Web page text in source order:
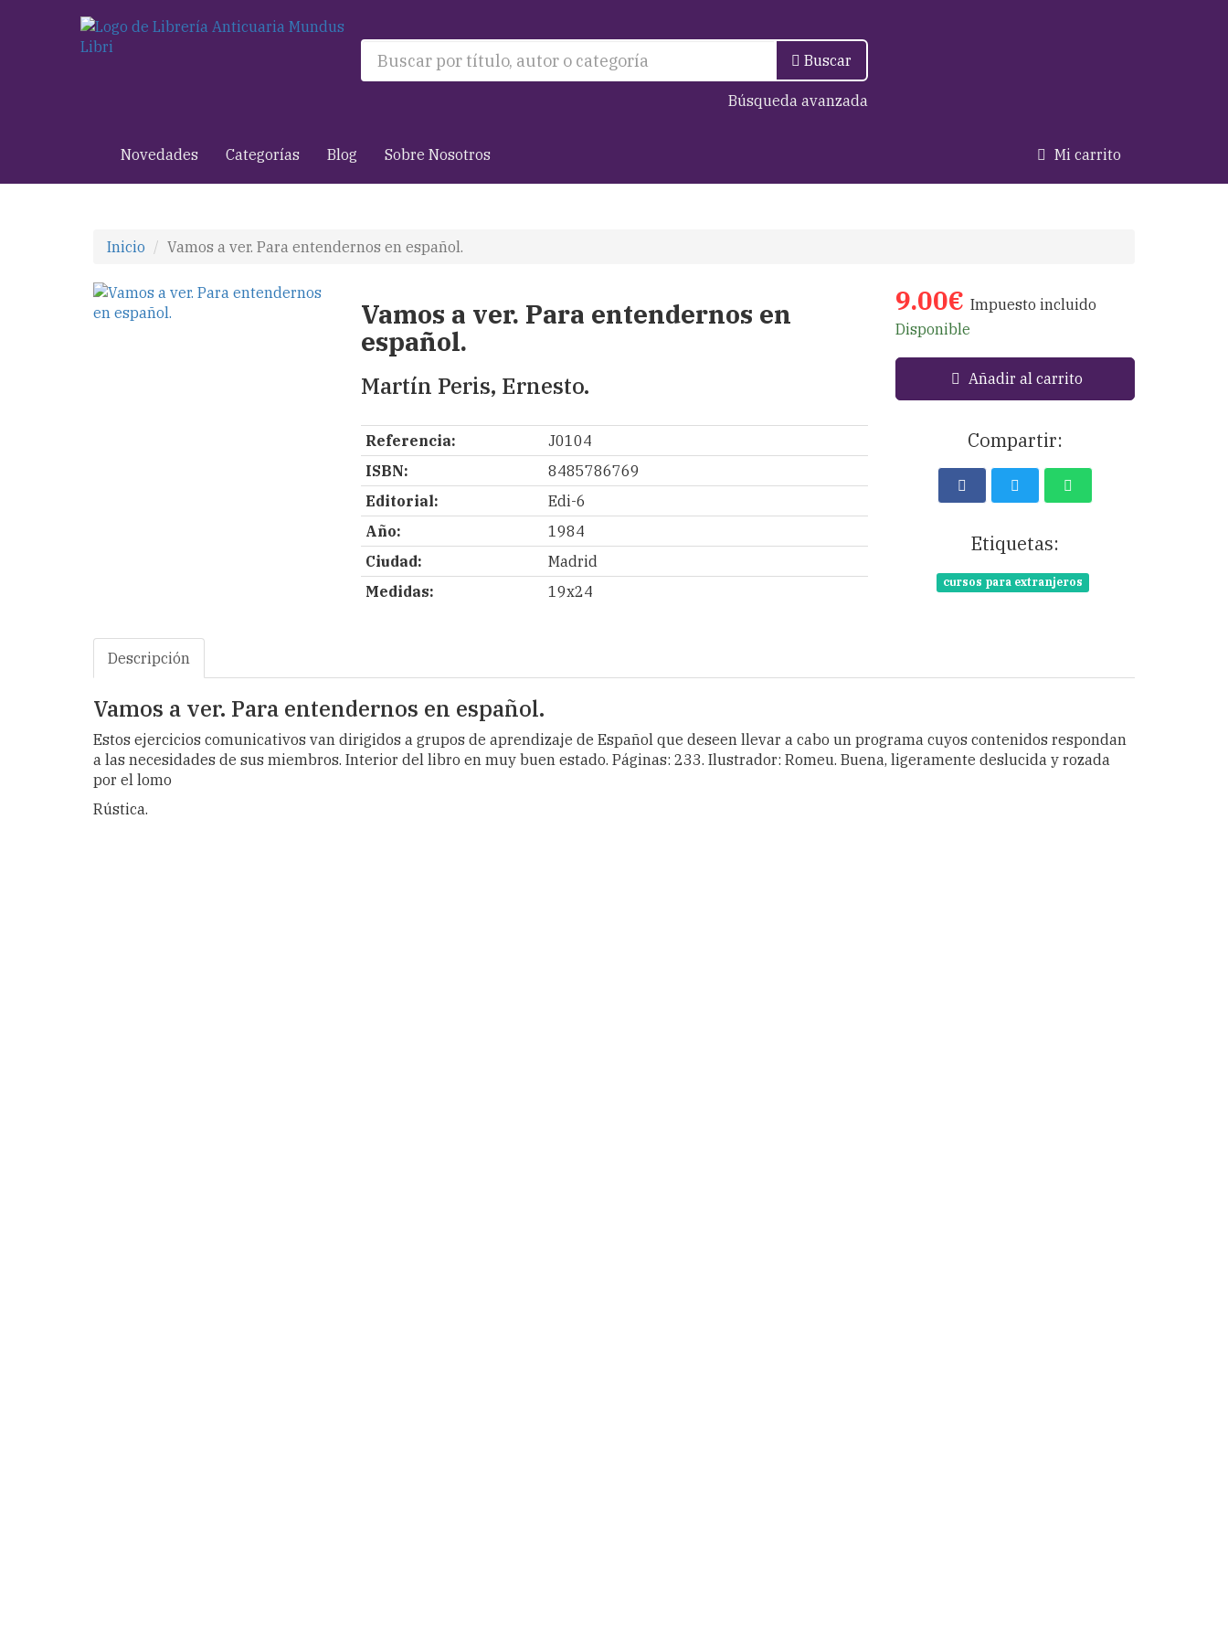
Buscar
Búsqueda avanzada
Novedades Categorías Blog Sobre Nosotros Mi carrito
Inicio Vamos a ver. Para entendernos en español.
Vamos a ver. Para entendernos en
español.
Martín Peris, Ernesto.
Referencia:
J0104
ISBN:
8485786769
Editorial:
Edi-6
Año:
1984
Ciudad:
Madrid
Medidas:
19x24
9.00€ Impuesto incluido
Disponible
Añadir al carrito
Compartir:
Etiquetas:
cursos para extranjeros
Descripción
Vamos a ver. Para entendernos en español.
Estos ejercicios comunicativos van dirigidos a grupos de aprendizaje de Español que deseen llevar a cabo un programa cuyos contenidos respondan
a las necesidades de sus miembros. Interior del libro en muy buen estado. Páginas: 233. Ilustrador: Romeu. Buena, ligeramente deslucida y rozada
por el lomo
Rústica.